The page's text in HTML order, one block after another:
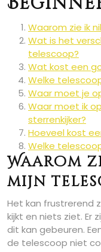
Waarom zie ik
Wat is het
telescoop?
Wat kost een
Welke
Waar moet je
Waar moet ik
sterrenkijker?
Hoeveel kost
Welke
Waarom
mijn
Het kan frustrerend
kijkt en niets ziet. Er
dit kan gebeuren.
de telescoop niet